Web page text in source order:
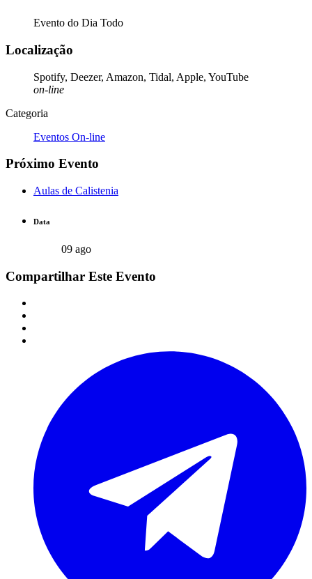
Evento do Dia Todo
Localização
Spotify, Deezer, Amazon, Tidal, Apple, YouTube
on-line
Categoria
Eventos On-line
Próximo Evento
Aulas de Calistenia
Data
09 ago
Compartilhar Este Evento